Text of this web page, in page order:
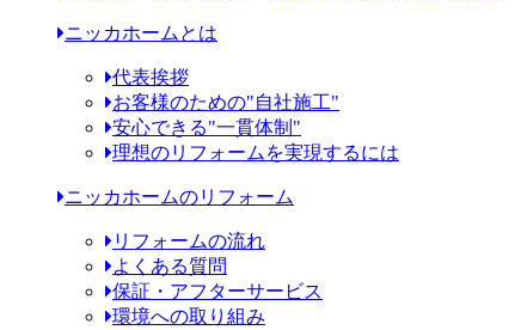
ニッカホームとは
代表挨拶
お客様のための"自社施工"
安心できる"一貫体制"
理想のリフォームを実現するには
ニッカホームのリフォーム
リフォームの流れ
よくある質問
保証・アフターサービス
環境への取り組み